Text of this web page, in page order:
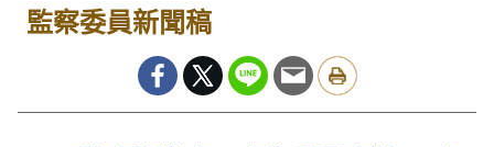
監察委員新聞稿